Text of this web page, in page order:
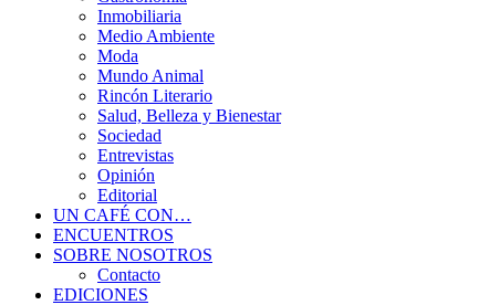
Inmobiliaria
Medio Ambiente
Moda
Mundo Animal
Rincón Literario
Salud, Belleza y Bienestar
Sociedad
Entrevistas
Opinión
Editorial
UN CAFÉ CON…
ENCUENTROS
SOBRE NOSOTROS
Contacto
EDICIONES